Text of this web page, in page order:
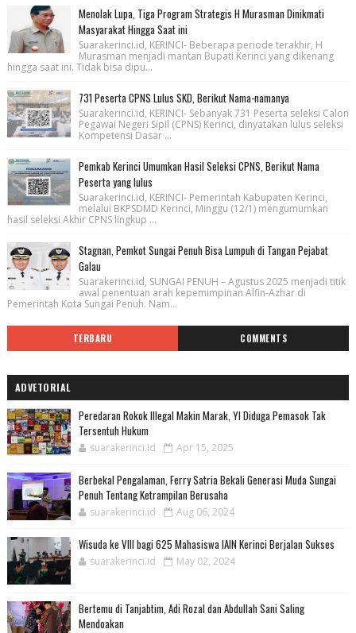
Menolak Lupa, Tiga Program Strategis H Murasman Dinikmati
Masyarakat Hingga Saat ini
Suarakerinci.id, KERINCI- Beberapa periode terakhir, H
Murasman menjadi mantan Bupati Kerinci yang dikenang
hingga saat ini. Tidak bisa dipu...
731 Peserta CPNS Lulus SKD, Berikut Nama-namanya
Suarakerinci.id, KERINCI- Sebanyak 731 Peserta seleksi Calon
Pegawai Negeri Sipil (CPNS) Kerinci, dinyatakan lulus seleksi
Kompetensi Dasar ...
Pemkab Kerinci Umumkan Hasil Seleksi CPNS, Berikut Nama
Peserta yang lulus
Suarakerinci.id, KERINCI- Pemerintah Kabupaten Kerinci,
melalui BKPSDMD Kerinci, Minggu (12/1) mengumumkan
hasil seleksi Akhir CPNS lingkup ...
Stagnan, Pemkot Sungai Penuh Bisa Lumpuh di Tangan Pejabat
Galau
Suarakerinci.id, SUNGAI PENUH – Agustus 2025 menjadi titik
awal penentuan arah kepemimpinan Alfin-Azhar di
Pemerintah Kota Sungai Penuh. Nam...
TERBARU COMMENTS
ADVETORIAL
Peredaran Rokok Illegal Makin Marak, YI Diduga Pemasok Tak
Tersentuh Hukum
suarakerinci.id Apr 15, 2025
Berbekal Pengalaman, Ferry Satria Bekali Generasi Muda Sungai
Penuh Tentang Ketrampilan Berusaha
suarakerinci.id Aug 06, 2024
Wisuda ke VIII bagi 625 Mahasiswa IAIN Kerinci Berjalan Sukses
suarakerinci.id May 02, 2024
Bertemu di Tanjabtim, Adi Rozal dan Abdullah Sani Saling
Mendoakan